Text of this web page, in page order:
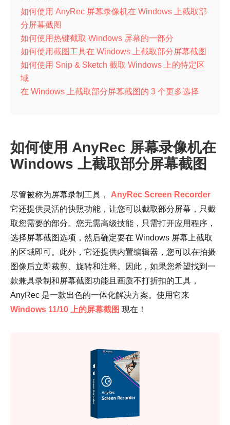
如何使用 AnyRec 屏幕录像机在 Windows 上截取部
分屏幕截图
如何使用热键截取 Windows 屏幕的一部分
如何使用截图工具在 Windows 上截取部分屏幕截图
如何使用 Snip & Sketch 截取 Windows 上的特定区
域
在 Windows 上截取部分屏幕截图的 3 个更多选择
如何使用 AnyRec 屏幕录像机在
Windows 上截取部分屏幕截图
尽管被称为屏幕录制工具， AnyRec Screen Recorder
它还提供灵活的快照功能，让您可以截取部分屏幕，只截
取您需要的部分。您无需高级技能，只需打开应用程序，
选择屏幕截图选项，然后确定要在 Windows 屏幕上截取
的区域即可。此外，它还提供内置编辑器，您可以在拍摄
图像后立即裁剪、旋转和注释。因此，如果您希望找到一
款兼具录制和屏幕截图功能且画质不打折扣的工具，
AnyRec 是一款出色的一体化解决方案。使用它来
Windows 11/10 上的屏幕截图 现在！